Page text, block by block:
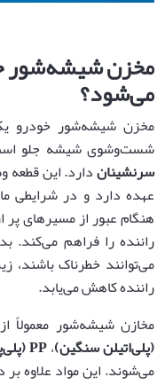
مخزن شیشه‌شور
می‌شود؟
مخزن شیشه‌شور خودرو
شست‌وشوی شیشه جلو
سرنشیناندارد. این قطعه
عهده دارد و در شرایطی
هنگام عبور از مسیرهای پر
راننده را فراهم می‌کند.
می‌توانند خطرناک
راننده کاهش می‌یابد.
مخازن شیشه‌شور معمولاً
(پلی‌اتیلن سنگین)،PP (
می‌شوند. این مواد علاوه بر